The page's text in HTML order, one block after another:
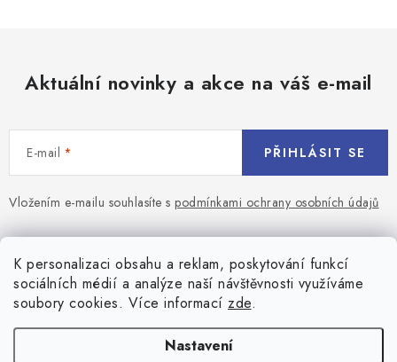
K personalizaci obsahu a reklam, poskytování funkcí
sociálních médií a analýze naší návštěvnosti využíváme
soubory cookies. Více informací zde.
Nastavení
s
Aktuální novinky a akce na váš e-mail
E-mail
Vložením e-mailu souhlasíte s podmínkami ochrany osobních údajů
PŘIHLÁSIT SE
Z
á
Blog
Jaký terč na šipky vybrat pro začátečníka?
Přihlášení